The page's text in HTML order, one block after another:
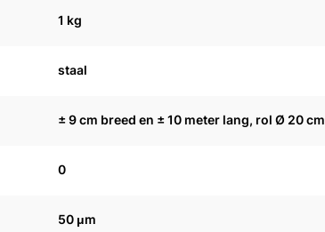
1 kg
staal
± 9 cm breed en ± 10 meter lang, rol Ø 20 cm
0
50 μm